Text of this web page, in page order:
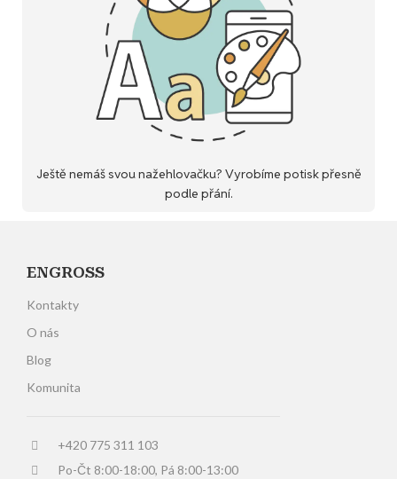
Ještě nemáš svou nažehlovačku? Vyrobíme potisk přesně
podle přání.
ENGROSS
Kontakty
O nás
Blog
Komunita
+420 775 311 103
Po-Čt 8:00-18:00, Pá 8:00-13:00